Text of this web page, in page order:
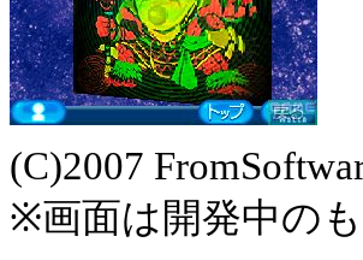
(C)2007
※画面は開発中の